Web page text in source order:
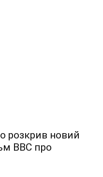
розкрив новий
ВВС про